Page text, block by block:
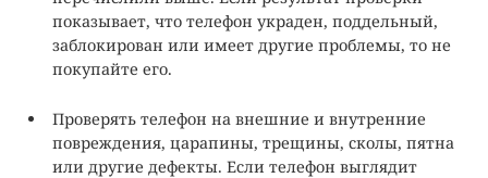
показывает, что телефон украден, поддельный,
заблокирован или имеет другие проблемы, то не
покупайте его.
Проверять телефон на внешние и внутренние
повреждения, царапины, трещины, сколы, пятна
или другие дефекты. Если телефон выглядит